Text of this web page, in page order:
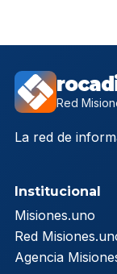
Red
La red de
Institucional
Misiones.uno
Red
Agencia